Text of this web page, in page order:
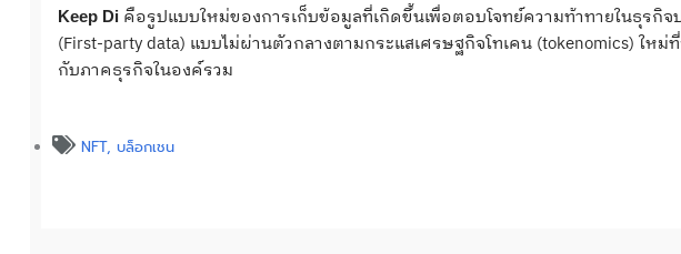
Keep Diคือรูปแบบใหม่ของการเก็บข้อมูลที่เกิดขึ้นเพื่อตอบโจทย์ความท้าทายในธุรกิ
(First-party data) แบบไม่ผ่านตัวกลางตามกระแสเศรษฐกิจโทเคน (tokenomics) ให
กับภาคธุรกิจในองค์รวม
NFT, บล็อกเชน